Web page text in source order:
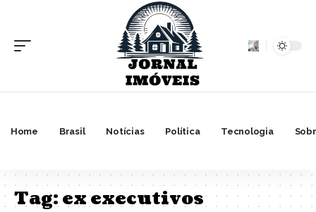
Home Brasil Notícias Política Tecnologia
Tag:ex executivos